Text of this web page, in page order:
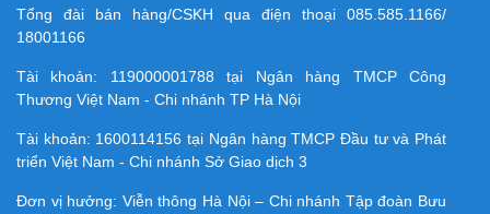
Tổng đài bán hàng/CSKH qua điện thoại 085.585.1166/
18001166
Tài khoản: 119000001788 tại Ngân hàng TMCP Công
Thương Việt Nam - Chi nhánh TP Hà Nội
Tài khoản: 1600114156 tại Ngân hàng TMCP Ðầu tư và Phát
triển Việt Nam - Chi nhánh Sở Giao dịch 3
Đơn vị hưởng: Viễn thông Hà Nội – Chi nhánh Tập đoàn Bưu